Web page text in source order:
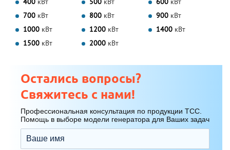
700 кВт 800 кВт 900 кВт
1000 кВт 1200 кВт 1400 кВт
1500 кВт 2000 кВт
Остались вопросы?
Свяжитесь с нами!
Профессиональная консультация по продукции ТСС.
Помощь в выборе модели генератора для Ваших задач